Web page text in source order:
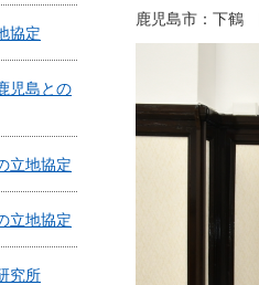
協定
児島との
立地協定
立地協定
究所
鹿児島市：下